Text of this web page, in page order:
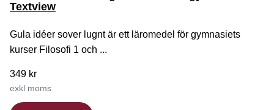
Textview
Gula idéer sover lugnt är ett läromedel för gymnasiets
kurser Filosofi 1 och ...
349 kr
exkl moms